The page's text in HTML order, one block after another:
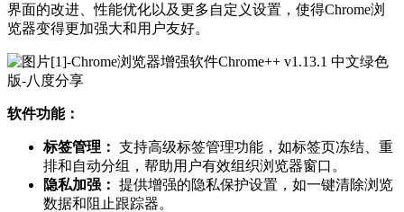
界面的改进、性能优化以及更多自定义设置，使得Chrome浏
览器变得更加强大和用户友好。
软件功能：
标签管理： 支持高级标签管理功能，如标签页冻结、重
排和自动分组，帮助用户有效组织浏览器窗口。
隐私加强： 提供增强的隐私保护设置，如一键清除浏览
数据和阻止跟踪器。